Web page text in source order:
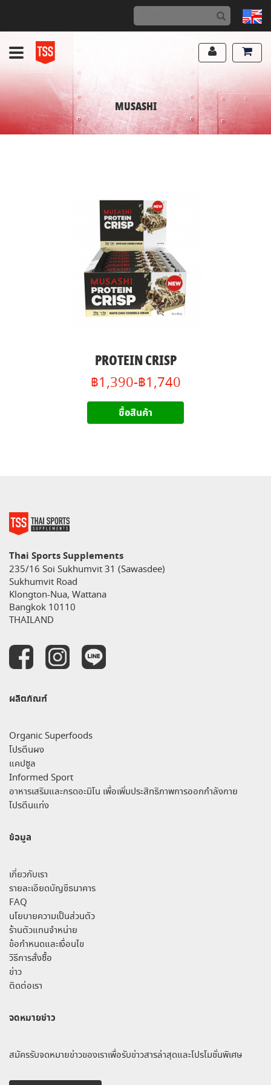
MUSASHI
PROTEIN CRISP
฿1,390-฿1,740
ซื้อสินค้า
Thai Sports Supplements
235/16 Soi Sukhumvit 31 (Sawasdee)
Sukhumvit Road
Klongton-Nua, Wattana
Bangkok 10110
THAILAND
ผลิตภัณฑ์
Organic Superfoods
โปรตีนผง
แคปซูล
Informed Sport
อาหารเสริมและกรดอะมิโน เพื่อเพิ่มประสิทธิภาพการออกกำลังกาย
โปรตีนแท่ง
ข้อมูล
เกี่ยวกับเรา
รายละเอียดบัญชีธนาคาร
FAQ
นโยบายความเป็นส่วนตัว
ร้านตัวแทนจำหน่าย
ข้อกำหนดและเงื่อนไข
วิธีการสั่งซื้อ
ข่าว
ติดต่อเรา
จดหมายข่าว
สมัครรับจดหมายข่าวของเราเพื่อรับข่าวสารล่าสุดและโปรโมชั่นพิเศษ